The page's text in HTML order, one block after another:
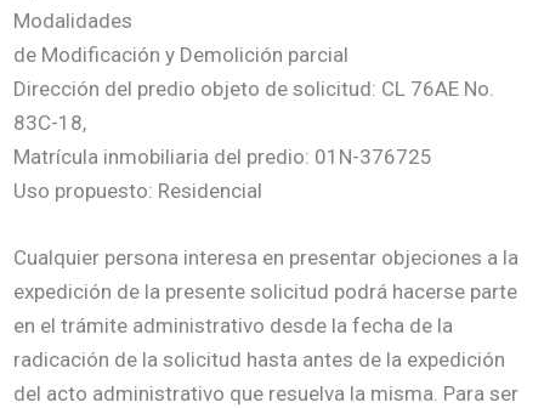
Modalidades
de Modificación y Demolición parcial
Dirección del predio objeto de solicitud: CL 76AE No.
83C-18,
Matrícula inmobiliaria del predio: 01N-376725
Uso propuesto: Residencial
Cualquier persona interesa en presentar objeciones a la
expedición de la presente solicitud podrá hacerse parte
en el trámite administrativo desde la fecha de la
radicación de la solicitud hasta antes de la expedición
del acto administrativo que resuelva la misma. Para ser